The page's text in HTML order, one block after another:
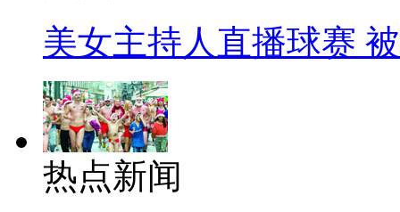
美女主持人直播球赛
热点新闻